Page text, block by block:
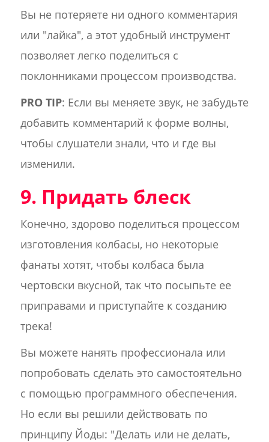
Вы не потеряете ни одного комментария
или "лайка", а этот удобный инструмент
позволяет легко поделиться с
поклонниками процессом производства.
PRO TIP: Если вы меняете звук, не забудьте
добавить комментарий к форме волны,
чтобы слушатели знали, что и где вы
изменили.
9. Придать блеск
Конечно, здорово поделиться процессом
изготовления колбасы, но некоторые
фанаты хотят, чтобы колбаса была
чертовски вкусной, так что посыпьте ее
приправами и приступайте к созданию
трека!
Вы можете нанять профессионала или
попробовать сделать это самостоятельно
с помощью программного обеспечения.
Но если вы решили действовать по
принципу Йоды: "Делать или не делать,